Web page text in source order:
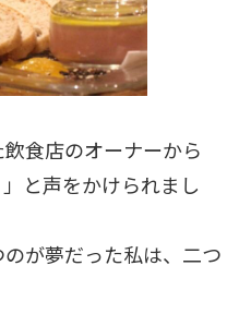
食店のオーナーから
と声をかけられまし
が夢だった私は、二つ